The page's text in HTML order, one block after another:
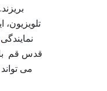
نمایندگی
قدس قم با
می